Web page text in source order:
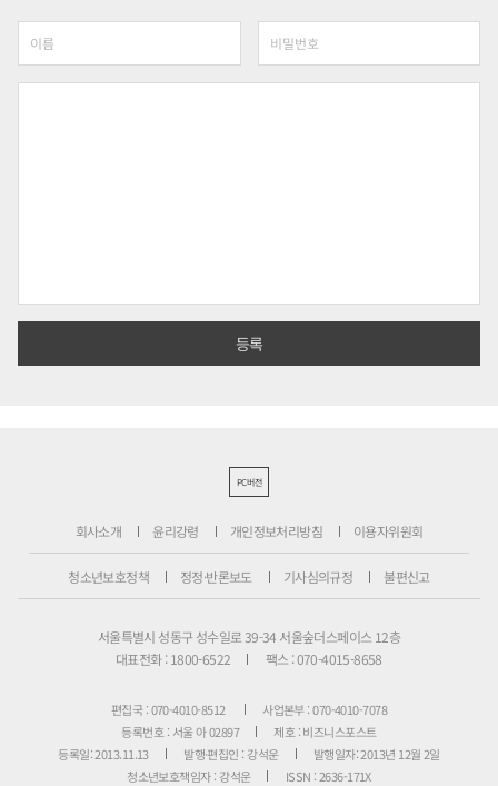
PC버전
회사소개 윤리강령 개인정보처리방침 이용자위원회
청소년보호정책 정정·반론보도 기사심의규정 불편신고
서울특별시 성동구 성수일로 39-34 서울숲더스페이스 12층
대표전화 : 1800-6522
팩스 : 070-4015-8658
편집국 : 070-4010-8512
사업본부 : 070-4010-7078
등록번호 : 서울 아 02897
제호 : 비즈니스포스트
등록일: 2013.11.13
발행·편집인 : 강석운
발행일자: 2013년 12월 2일
청소년보호책임자 : 강석운
ISSN : 2636-171X